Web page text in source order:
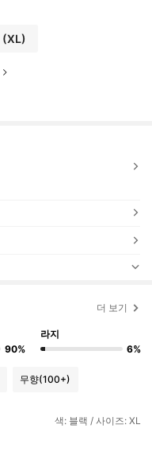
(XL)
더 보기
90%
라지
6%
무향(100+)
색: 블랙 / 사이즈: XL